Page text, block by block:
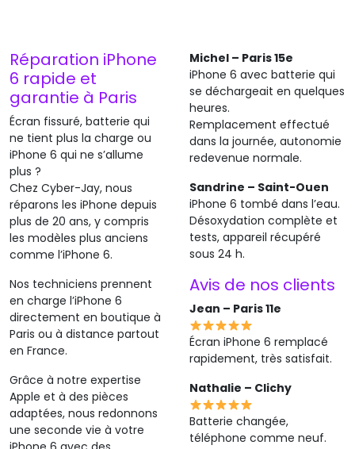
Réparation iPhone
6 rapide et
garantie à Paris
Écran fissuré, batterie qui
ne tient plus la charge ou
iPhone 6 qui ne s’allume
plus ?
Chez Cyber-Jay, nous
réparons les iPhone depuis
plus de 20 ans, y compris
les modèles plus anciens
comme l’iPhone 6.
Nos techniciens prennent
en charge l’iPhone 6
directement en boutique à
Paris ou à distance partout
en France.
Grâce à notre expertise
Apple et à des pièces
adaptées, nous redonnons
une seconde vie à votre
Michel – Paris 15e
iPhone 6 avec batterie qui
se déchargeait en quelques
heures.
Remplacement effectué
dans la journée, autonomie
redevenue normale.
Sandrine – Saint-Ouen
iPhone 6 tombé dans l’eau.
Désoxydation complète et
tests, appareil récupéré
sous 24 h.
Avis de nos clients
Jean – Paris 11e
Écran iPhone 6 remplacé
rapidement, très satisfait.
Nathalie – Clichy
Batterie changée,
téléphone comme neuf.